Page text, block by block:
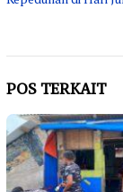
POS TERKAIT